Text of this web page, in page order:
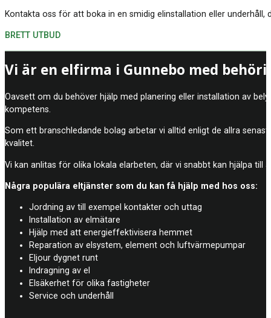
Kontakta oss för att boka in en smidig elinstallation eller
BRETT UTBUD
Vi är en elfirma i Gunnebo med
Oavsett om du behöver hjälp med planering eller installation av
kompetens.
Som ett branschledande bolag arbetar vi alltid enligt de allra
kvalitet.
Vi kan anlitas för olika lokala elarbeten, där vi snabbt kan hjälpa
Några populära eltjänster som du kan få hjälp med hos oss:
Jordning av till exempel kontakter och uttag
Installation av elmätare
Hjälp med att energieffektivisera hemmet
Reparation av elsystem, element och luftvärmepumpar
Eljour dygnet runt
Indragning av el
Elsäkerhet för olika fastigheter
Service och underhåll